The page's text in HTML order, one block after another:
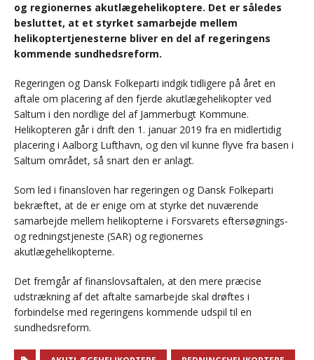
og regionernes akutlægehelikoptere. Det er således
besluttet, at et styrket samarbejde mellem
helikoptertjenesterne bliver en del af regeringens
kommende sundhedsreform.
Regeringen og Dansk Folkeparti indgik tidligere på året en
aftale om placering af den fjerde akutlægehelikopter ved
Saltum i den nordlige del af Jammerbugt Kommune.
Helikopteren går i drift den 1. januar 2019 fra en midlertidig
placering i Aalborg Lufthavn, og den vil kunne flyve fra basen i
Saltum området, så snart den er anlagt.
Som led i finansloven har regeringen og Dansk Folkeparti
bekræftet, at de er enige om at styrke det nuværende
samarbejde mellem helikopterne i Forsvarets eftersøgnings-
og redningstjeneste (SAR) og regionernes
akutlægehelikopterne.
Det fremgår af finanslovsaftalen, at den mere præcise
udstrækning af det aftalte samarbejde skal drøftes i
forbindelse med regeringens kommende udspil til en
sundhedsreform.